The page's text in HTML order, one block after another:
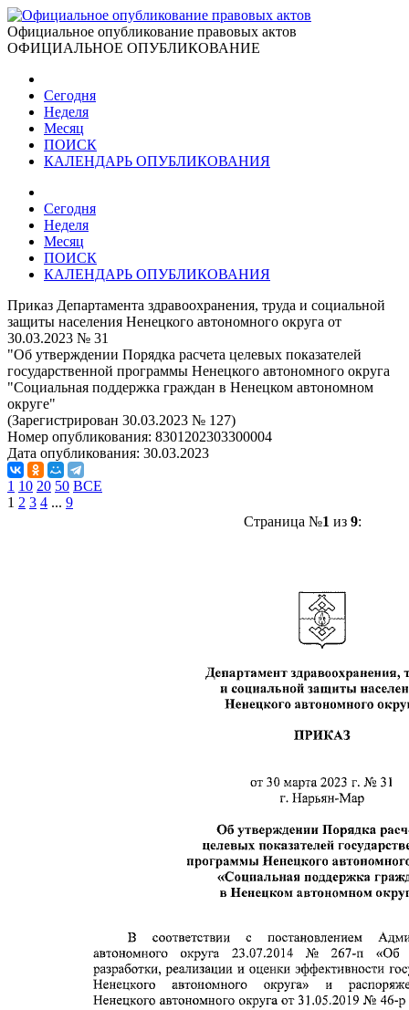
Официальное опубликование правовых актов
ОФИЦИАЛЬНОЕ ОПУБЛИКОВАНИЕ
Сегодня
Неделя
Месяц
ПОИСК
КАЛЕНДАРЬ ОПУБЛИКОВАНИЯ
Сегодня
Неделя
Месяц
ПОИСК
КАЛЕНДАРЬ ОПУБЛИКОВАНИЯ
Приказ Департамента здравоохранения, труда и социальной
защиты населения Ненецкого автономного округа от
30.03.2023 № 31
"Об утверждении Порядка расчета целевых показателей
государственной программы Ненецкого автономного округа
"Социальная поддержка граждан в Ненецком автономном
округе"
(Зарегистрирован 30.03.2023 № 127)
Номер опубликования: 8301202303300004
Дата опубликования: 30.03.2023
1 10 20 50 ВСЕ
1 2 3 4 ... 9
Страница №1 из 9: